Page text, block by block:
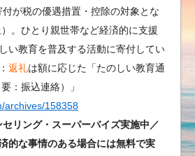
付が税の優遇措置・控除の対象とな
。ひとり親世帯など経済的に支援
い教育を普及する活動に寄付してい
返礼は額に応じた「たのしい教育通
：振込連絡）」
archives/158358
リング・スーパーバイズ実施中／
的な事情のある場合には無料で実